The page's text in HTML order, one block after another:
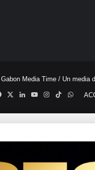
Gabon Media Time / Un media
Facebook
X LinkedinYouTubeInstagram
TikTok